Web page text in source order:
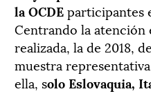
la OCDEparticipantes
Centrando la atención
realizada, la de 2018,
muestra
ella, solo Eslovaquia,